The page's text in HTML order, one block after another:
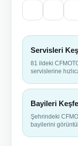
Servisleri
81 ildeki
servislerine
Bayileri
Şehrindeki
bayilerini